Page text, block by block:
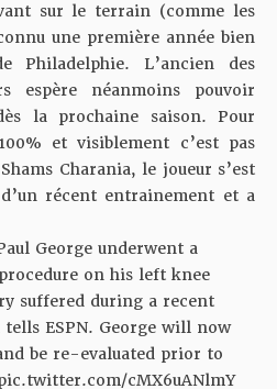
sur le terrain (comme les
une première année bien
Philadelphie. L’ancien des
espère néanmoins pouvoir
la prochaine saison. Pour
et visiblement c’est pas
Charania, le joueur s’est
récent entrainement et a
George underwent a
on his left knee
suffered during a recent
ESPN. George will now
be re-evaluated prior to
cMX6uANlmY